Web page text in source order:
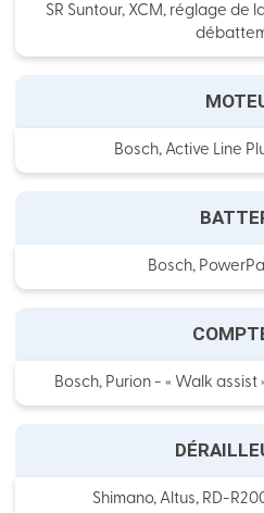
SR Suntour, XCM, réglage de
Bosch, Active Line
Bosch,
Bosch, Purion - « Walk assist
Shimano, Altus, RD-